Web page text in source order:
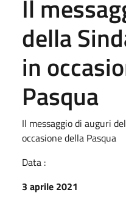
Il
della
in
Pasqua
Il messaggio di auguri
occasione della Pasqua
Data :
3 aprile 2021